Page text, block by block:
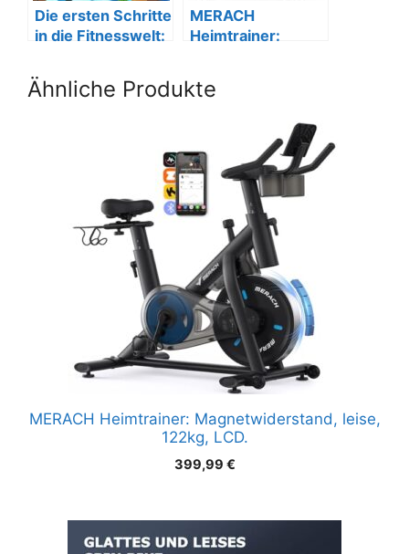
Die ersten Schritte
in die Fitnesswelt:
Anfängerleitfaden
MERACH
Heimtrainer:
122kg
Ähnliche Produkte
MERACH Heimtrainer: Magnetwiderstand, leise,
122kg, LCD.
399,99 €